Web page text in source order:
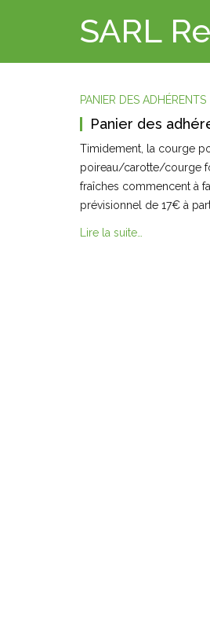
SARL
PANIER DES ADHÉRENTS
Panier des
Timidement, la courge
poireau/carotte/courge
fraîches commencent à
prévisionnel de 17€ à
Lire la suite…